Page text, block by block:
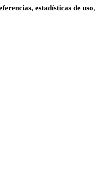
estadísticas de uso,